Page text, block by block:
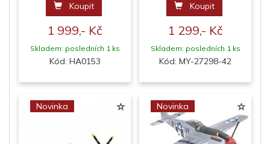
Koupit
1 999,- Kč
Skladem: posledních 1 ks
Kód: HA0153
Koupit
1 299,- Kč
Skladem: posledních 1 ks
Kód: MY-27298-42
Novinka Novinka